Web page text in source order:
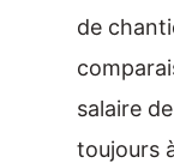
de
salaire
toujours